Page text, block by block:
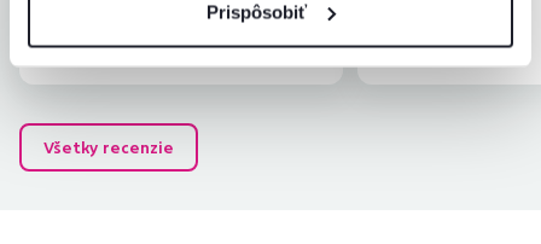
Prispôsobiť
Overený nákup Overený nákup
Všetky recenzie